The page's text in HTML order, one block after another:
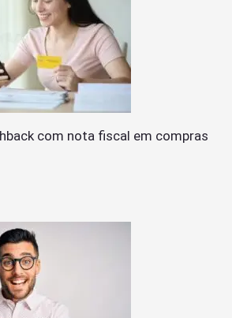
com nota fiscal em compras